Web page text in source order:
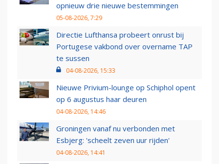
opnieuw drie nieuwe bestemmingen
05-08-2026, 7:29
Directie Lufthansa probeert onrust bij
Portugese vakbond over overname TAP
te sussen
04-08-2026, 15:33
Nieuwe Privium-lounge op Schiphol opent
op 6 augustus haar deuren
04-08-2026, 14:46
Groningen vanaf nu verbonden met
Esbjerg: 'scheelt zeven uur rijden'
04-08-2026, 14:41